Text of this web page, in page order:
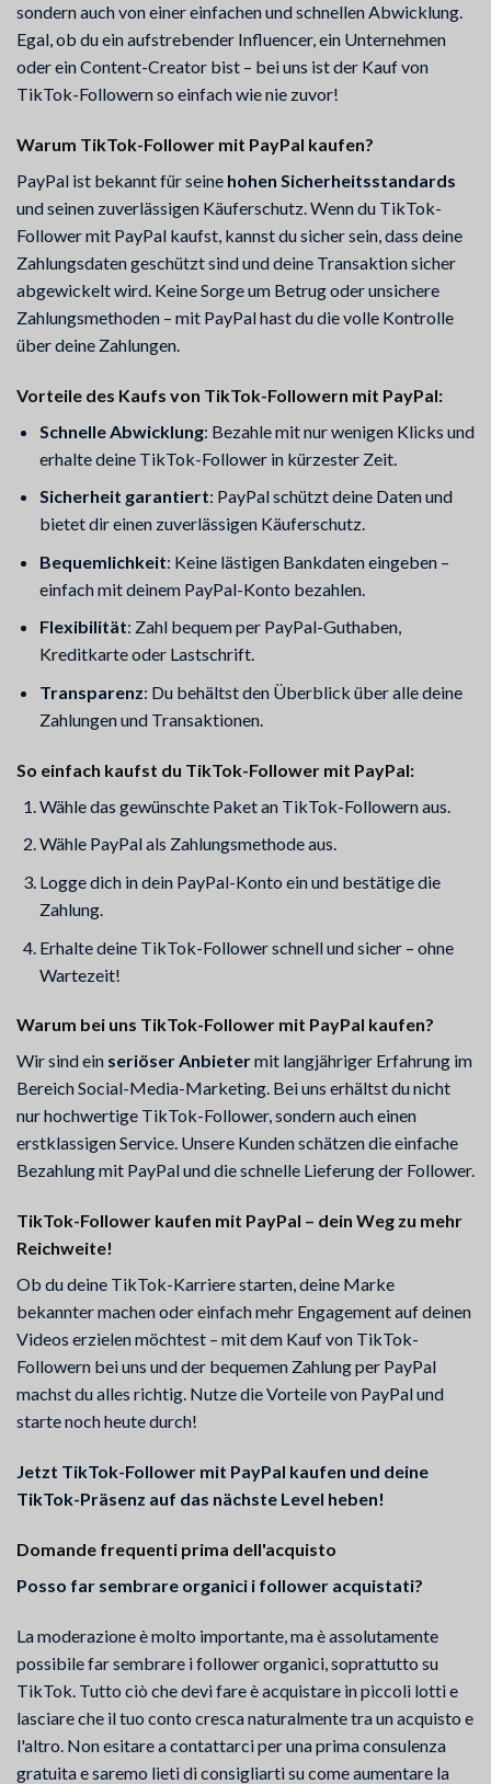
sondern auch von einer einfachen und schnellen Abwicklung.
Egal, ob du ein aufstrebender Influencer, ein Unternehmen
oder ein Content-Creator bist – bei uns ist der Kauf von
TikTok-Followern so einfach wie nie zuvor!
Warum TikTok-Follower mit PayPal kaufen?
PayPal ist bekannt für seine hohen Sicherheitsstandards
und seinen zuverlässigen Käuferschutz. Wenn du TikTok-
Follower mit PayPal kaufst, kannst du sicher sein, dass deine
Zahlungsdaten geschützt sind und deine Transaktion sicher
abgewickelt wird. Keine Sorge um Betrug oder unsichere
Zahlungsmethoden – mit PayPal hast du die volle Kontrolle
über deine Zahlungen.
Vorteile des Kaufs von TikTok-Followern mit PayPal:
Schnelle Abwicklung: Bezahle mit nur wenigen Klicks und
erhalte deine TikTok-Follower in kürzester Zeit.
Sicherheit garantiert: PayPal schützt deine Daten und
bietet dir einen zuverlässigen Käuferschutz.
Bequemlichkeit: Keine lästigen Bankdaten eingeben –
einfach mit deinem PayPal-Konto bezahlen.
Flexibilität: Zahl bequem per PayPal-Guthaben,
Kreditkarte oder Lastschrift.
Transparenz: Du behältst den Überblick über alle deine
Zahlungen und Transaktionen.
So einfach kaufst du TikTok-Follower mit PayPal:
Wähle das gewünschte Paket an TikTok-Followern aus.
Wähle PayPal als Zahlungsmethode aus.
Logge dich in dein PayPal-Konto ein und bestätige die
Zahlung.
Erhalte deine TikTok-Follower schnell und sicher – ohne
Wartezeit!
Warum bei uns TikTok-Follower mit PayPal kaufen?
Wir sind ein seriöser Anbietermit langjähriger Erfahrung im
Bereich Social-Media-Marketing. Bei uns erhältst du nicht
nur hochwertige TikTok-Follower, sondern auch einen
erstklassigen Service. Unsere Kunden schätzen die einfache
Bezahlung mit PayPal und die schnelle Lieferung der Follower.
TikTok-Follower kaufen mit PayPal – dein Weg zu mehr
Reichweite!
Ob du deine TikTok-Karriere starten, deine Marke
bekannter machen oder einfach mehr Engagement auf deinen
Videos erzielen möchtest – mit dem Kauf von TikTok-
Followern bei uns und der bequemen Zahlung per PayPal
machst du alles richtig. Nutze die Vorteile von PayPal und
starte noch heute durch!
Jetzt TikTok-Follower mit PayPal kaufen und deine
TikTok-Präsenz auf das nächste Level heben!
Domande frequenti prima dell'acquisto
Posso far sembrare organici i follower acquistati?
La moderazione è molto importante, ma è assolutamente
possibile far sembrare i follower organici, soprattutto su
TikTok. Tutto ciò che devi fare è acquistare in piccoli lotti e
lasciare che il tuo conto cresca naturalmente tra un acquisto e
l'altro. Non esitare a contattarci per una prima consulenza
gratuita e saremo lieti di consigliarti su come aumentare la